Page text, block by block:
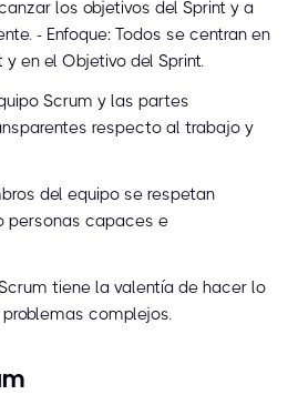
los objetivos del Sprint y a
- Enfoque: Todos se centran en
en el Objetivo del Sprint.
Scrum y las partes
respecto al trabajo y
del equipo se respetan
personas capaces e
tiene la valentía de hacer lo
complejos.